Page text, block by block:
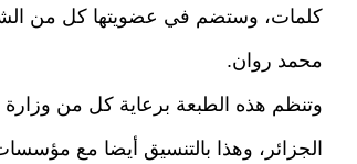
كلمات، وستضم في عضويتها كل من
محمد روان.
وتنظم هذه الطبعة برعاية كل من وزارة
الجزائر، وهذا بالتنسيق أيضا مع